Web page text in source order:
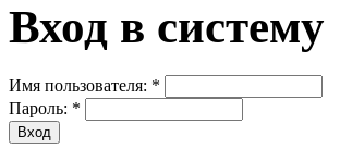
Вход в систему
Имя пользователя: *
Пароль: *